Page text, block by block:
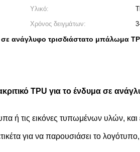
Υλικό:
Χρόνος δειγμάτων:
ανάγλυφο τρισδιάστατο μπάλωμα
TPU για το ένδυμα σε
τις εικόνες τυπωμένων υλών, και
για να παρουσιάσει το